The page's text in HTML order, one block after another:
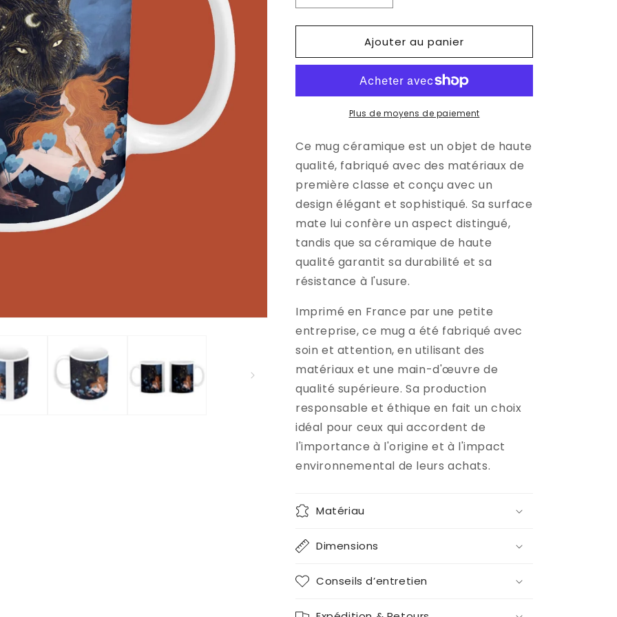
la
quantité
Mug
Crepuscolo
la
quantité
de
Mug
-
Crepuscolo
Ajouter au panier
Plus de moyens de paiement
Ce mug céramique est un objet de haute
qualité, fabriqué avec des matériaux de
première classe et conçu avec un
design élégant et sophistiqué. Sa surface
mate lui confère un aspect distingué,
tandis que sa céramique de haute
qualité garantit sa durabilité et sa
résistance à l'usure.
Imprimé en France par une petite
entreprise, ce mug a été fabriqué avec
soin et attention, en utilisant des
matériaux et une main-d'œuvre de
qualité supérieure. Sa production
responsable et éthique en fait un choix
idéal pour ceux qui accordent de
l'importance à l'origine et à l'impact
environnemental de leurs achats.
Matériau
Dimensions
Conseils d’entretien